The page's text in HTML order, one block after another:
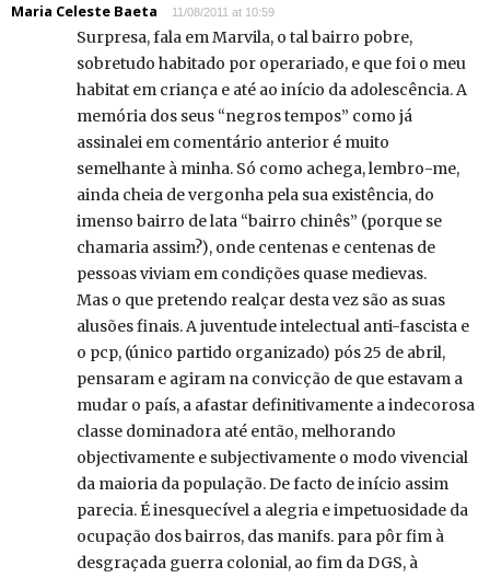
Maria Celeste Baeta 11/08/2011 at 10:59
Surpresa, fala em Marvila, o tal bairro pobre,
sobretudo habitado por operariado, e que foi o meu
habitat em criança e até ao início da adolescência. A
memória dos seus “negros tempos” como já
assinalei em comentário anterior é muito
semelhante à minha. Só como achega, lembro-me,
ainda cheia de vergonha pela sua existência, do
imenso bairro de lata “bairro chinês” (porque se
chamaria assim?), onde centenas e centenas de
pessoas viviam em condições quase medievas.
Mas o que pretendo realçar desta vez são as suas
alusões finais. A juventude intelectual anti-fascista e
o pcp, (único partido organizado) pós 25 de abril,
pensaram e agiram na convicção de que estavam a
mudar o país, a afastar definitivamente a indecorosa
classe dominadora até então, melhorando
objectivamente e subjectivamente o modo vivencial
da maioria da população. De facto de início assim
parecia. É inesquecível a alegria e impetuosidade da
ocupação dos bairros, das manifs. para pôr fim à
desgraçada guerra colonial, ao fim da DGS, à